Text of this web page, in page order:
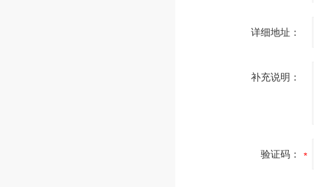
详细地址：
补充说明：
验证码：